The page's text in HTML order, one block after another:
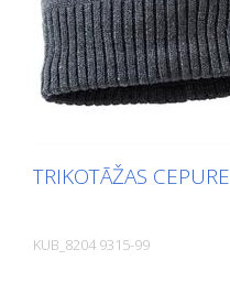
TRIKOTĀŽAS CEPURE
KUB_8204 9315-99